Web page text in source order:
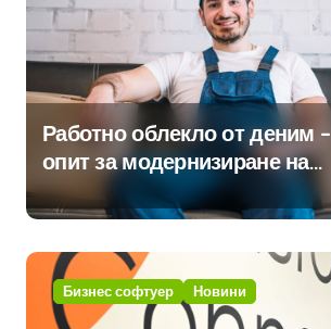
Работно облекло от деним –
опит за модернизиране на
традицията
Бизнес софтуер Новини